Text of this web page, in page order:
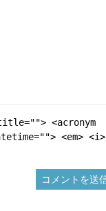
<acronym
<em> <i>